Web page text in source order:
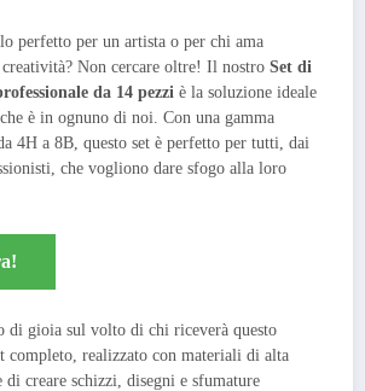
perfetto per un artista o per chi ama
Non cercare oltre! Il nostro Set di
da 14 pezzi è la soluzione ideale
è in ognuno di noi. Con una gamma
4H a 8B, questo set è perfetto per tutti, dai
che vogliono dare sfogo alla loro
di gioia sul volto di chi riceverà questo
completo, realizzato con materiali di alta
di creare schizzi, disegni e sfumature